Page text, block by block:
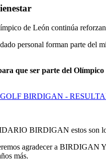
de León continúa
personal forman parte del
que ser parte del
BIRDIGAN -
BIRDIGAN estos son
agradecer a BIRDIGAN
más.